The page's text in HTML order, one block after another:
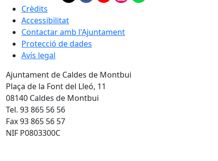
Crèdits
Accessibilitat
Contactar amb l'Ajuntament
Protecció de dades
Avís legal
Ajuntament de Caldes de Montbui
Plaça de la Font del Lleó, 11
08140 Caldes de Montbui
Tel. 93 865 56 56
Fax 93 865 56 57
NIF P0803300C